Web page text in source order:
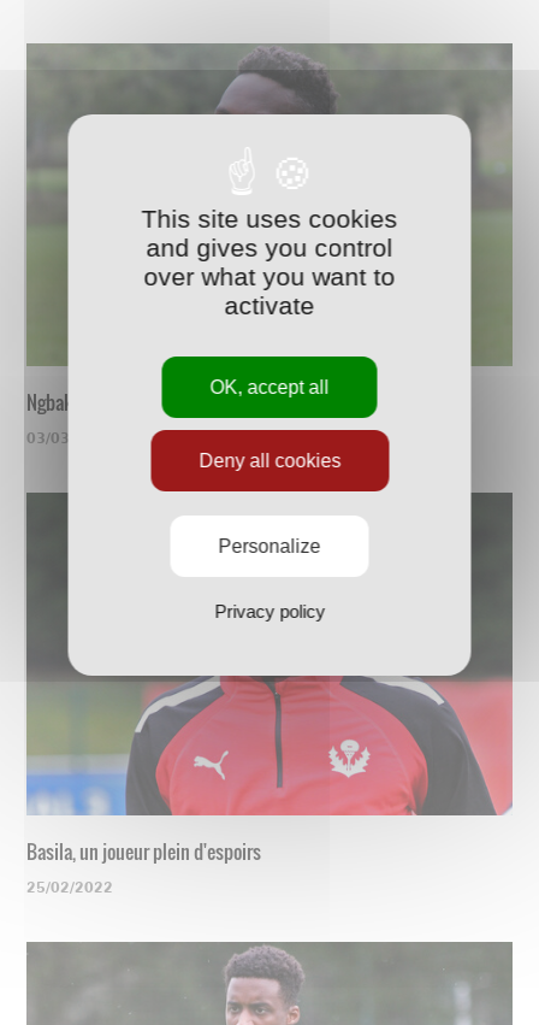
Ngbakoto, un vrai compétiteur
03/03/2022
Basila, un joueur plein d'espoirs
25/02/2022
This site uses cookies
and gives you control
over what you want to
activate
OK, accept all
Deny all cookies
Personalize
Privacy policy